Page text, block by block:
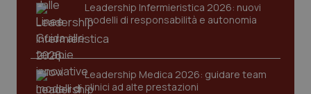
Leadership Infermieristica 2026: nuovi
modelli di responsabilità e autonomia
Leadership Medica 2026: guidare team
clinici ad alte prestazioni